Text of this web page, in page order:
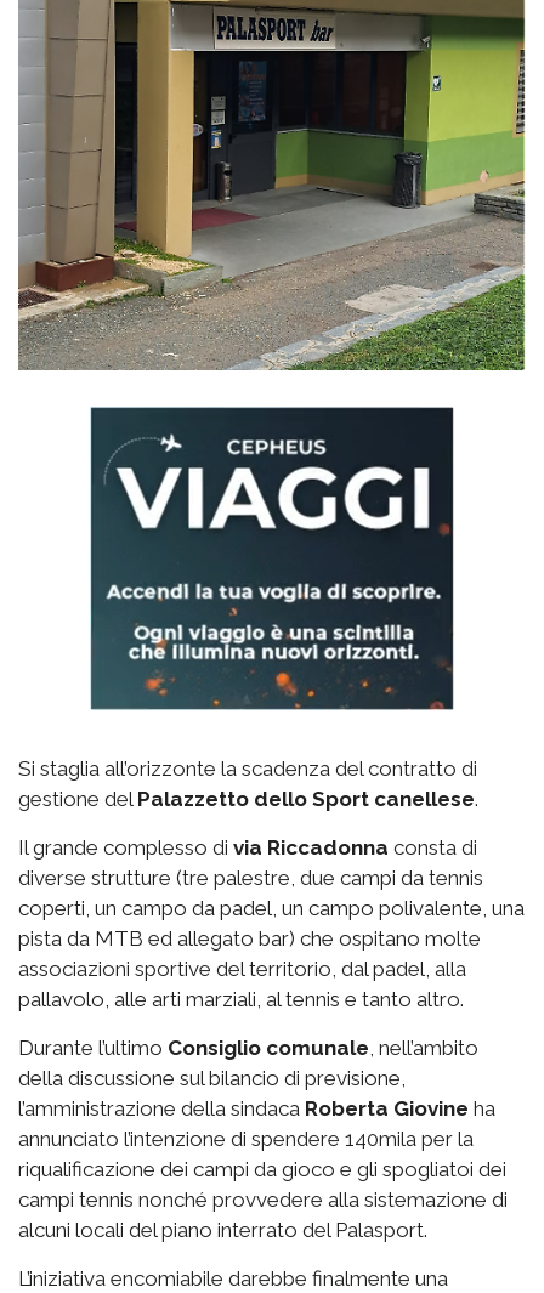
Si staglia all’orizzonte la scadenza del contratto di
gestione del Palazzetto dello Sport canellese.
Il grande complesso di via Riccadonna consta di
diverse strutture (tre palestre, due campi da tennis
coperti, un campo da padel, un campo polivalente, una
pista da MTB ed allegato bar) che ospitano molte
associazioni sportive del territorio, dal padel, alla
pallavolo, alle arti marziali, al tennis e tanto altro.
Durante l’ultimo Consiglio comunale , nell’ambito
della discussione sul bilancio di previsione,
l’amministrazione della sindaca Roberta Giovine ha
annunciato l’intenzione di spendere 140mila per la
riqualificazione dei campi da gioco e gli spogliatoi dei
campi tennis nonché provvedere alla sistemazione di
alcuni locali del piano interrato del Palasport.
L’iniziativa encomiabile darebbe finalmente una